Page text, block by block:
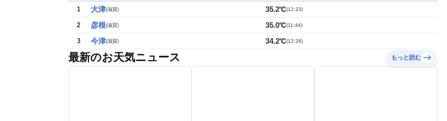
1
大津(滋賀) 35.2℃(12:23)
2 彦根(滋賀) 35.0℃(11:44)
3 今津(滋賀) 34.2℃(12:28)
最新のお天気ニュース もっと読む